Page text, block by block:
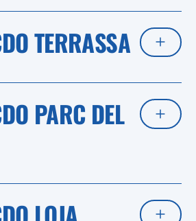
TERRASSA
PARC DEL